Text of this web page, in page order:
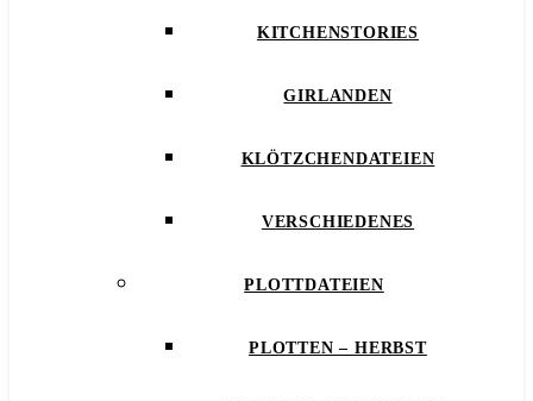
KITCHENSTORIES
GIRLANDEN
KLÖTZCHENDATEIEN
VERSCHIEDENES
PLOTTDATEIEN
PLOTTEN – HERBST